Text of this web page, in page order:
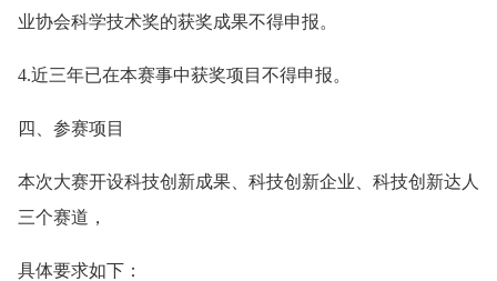
业协会科学技术奖的获奖成果不得申报。
4.近三年已在本赛事中获奖项目不得申报。
四、参赛项目
本次大赛开设科技创新成果、科技创新企业、科技创新达人
三个赛道，
具体要求如下：